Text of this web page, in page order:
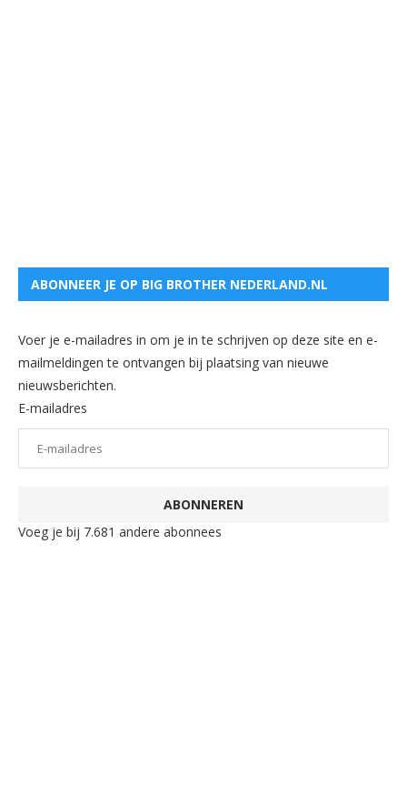
ABONNEER JE OP BIG BROTHER NEDERLAND.NL
Voer je e-mailadres in om je in te schrijven op deze site en e-
mailmeldingen te ontvangen bij plaatsing van nieuwe
nieuwsberichten.
E-mailadres
ABONNEREN
Voeg je bij 7.681 andere abonnees